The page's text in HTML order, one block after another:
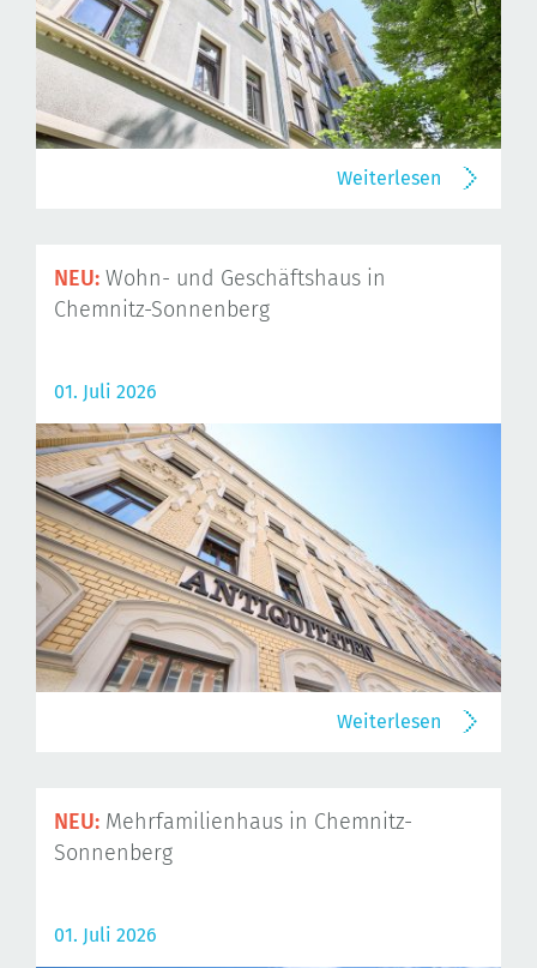
Weiterlesen
NEU: Wohn- und Geschäftshaus in
Chemnitz-Sonnenberg
01. Juli 2026
Weiterlesen
NEU: Mehrfamilienhaus in Chemnitz-
Sonnenberg
01. Juli 2026